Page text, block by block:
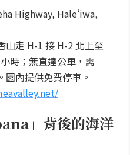
Highway, Haleʻiwa,
山走 H-1 接 H-2 北上至
時；無直達公車，需
內提供免費停車。
」背後的海洋